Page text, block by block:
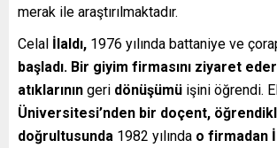
merak ile araştırılmaktadır.
Celal İlaldı, 1976 yılında battaniye ve
başladı. Bir giyim firmasını ziyaret
atıklarının geri dönüşümü işini öğrendi.
Üniversitesi’nden bir doçent,
doğrultusunda 1982 yılında o firmadan